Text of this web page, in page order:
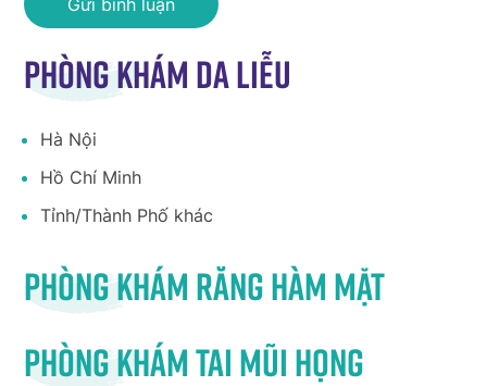
Phòng khám da liễu
Hà Nội
Hồ Chí Minh
Tỉnh/Thành Phố khác
Phòng khám răng hàm mặt
Phòng khám tai mũi họng